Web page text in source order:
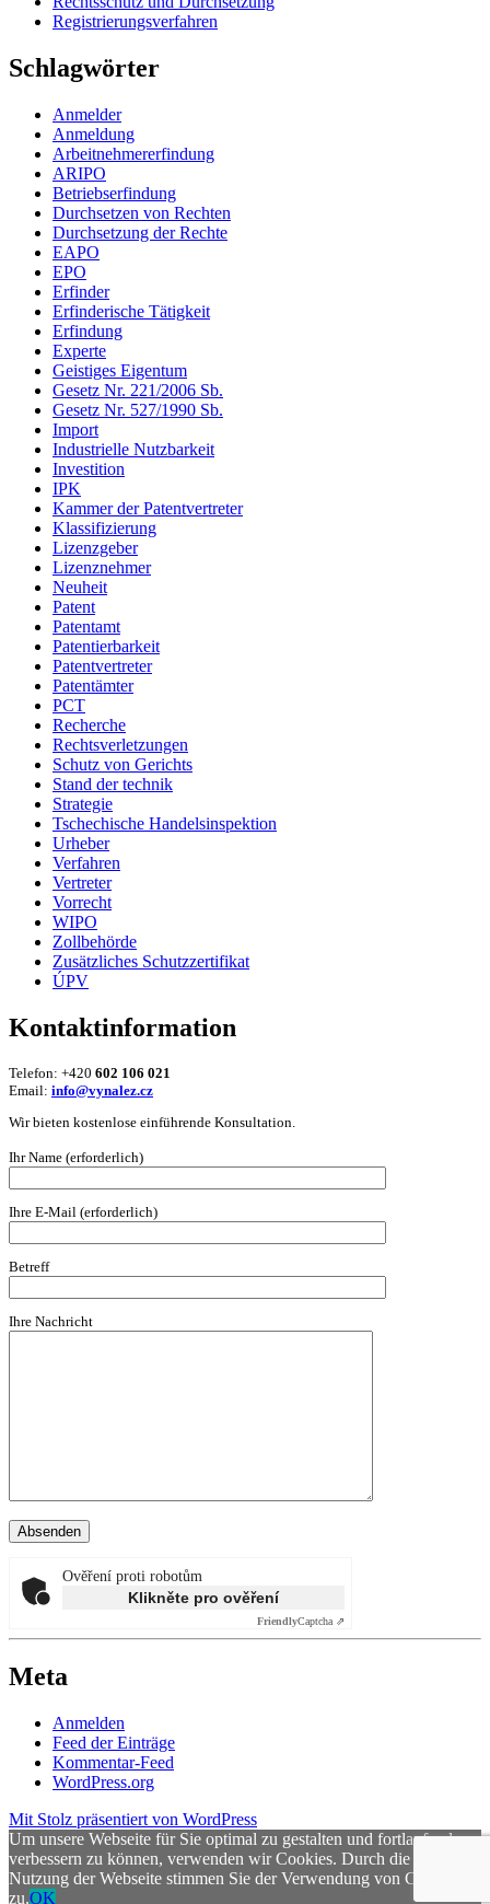
Registrierungsverfahren
Schlagwörter
Anmelder
Anmeldung
Arbeitnehmererfindung
ARIPO
Betriebserfindung
Durchsetzen von Rechten
Durchsetzung der Rechte
EAPO
EPO
Erfinder
Erfinderische Tätigkeit
Erfindung
Experte
Geistiges Eigentum
Gesetz Nr. 221/2006 Sb.
Gesetz Nr. 527/1990 Sb.
Import
Industrielle Nutzbarkeit
Investition
IPK
Kammer der Patentvertreter
Klassifizierung
Lizenzgeber
Lizenznehmer
Neuheit
Patent
Patentamt
Patentierbarkeit
Patentvertreter
Patentämter
PCT
Recherche
Rechtsverletzungen
Schutz von Gerichts
Stand der technik
Strategie
Tschechische Handelsinspektion
Urheber
Verfahren
Vertreter
Vorrecht
WIPO
Zollbehörde
Zusätzliches Schutzzertifikat
ÚPV
Kontaktinformation
Telefon: +420 602 106 021
Email: info@vynalez.cz
Wir bieten kostenlose einführende Konsultation.
Ihr Name (erforderlich)
Ihre E-Mail (erforderlich)
Betreff
Ihre Nachricht
Ověření proti robotům
Klikněte pro ověření
FriendlyCaptcha ⇗
Meta
Anmelden
Feed der Einträge
Kommentar-Feed
WordPress.org
Mit Stolz präsentiert von WordPress
Um unsere Webseite für Sie optimal zu gestalten und fortlaufend
verbessern zu können, verwenden wir Cookies. Durch die weitere
Nutzung der Webseite stimmen Sie der Verwendung von Cookies
zu.OK